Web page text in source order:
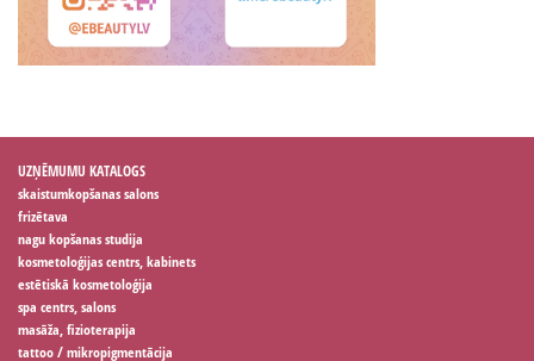
UZŅĒMUMU KATALOGS
skaistumkopšanas salons
frizētava
nagu kopšanas studija
kosmetoloģijas centrs, kabinets
estētiskā kosmetoloģija
spa centrs, salons
masāža, fizioterapija
tattoo / mikropigmentācija